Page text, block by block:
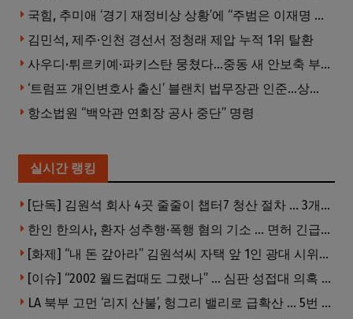
국힘, 추미애 ‘경기 재정비상 상황’에 “주범은 이재명 전 지사”
김민석, 제주·인천 경선서 정청래 제압 누적 1위 탈환
사우디·튀르키예·파키스탄 뭉쳤다…중동 새 안보축 부상하나
‘트럼프 개인변호사 출신’ 블랜치 법무장관 인준…상원 50대49 가결
항소법원 “백악관 연회장 공사 중단” 명령
실시간 랭킹
[단독] 김원석 회사 4곳 줄줄이 챕터7 청산 절차 … 3개 법인 같은 날 동시 파산 신청
한인 한의사, 환자 성추행·폭행 혐의 기소 … 면허 긴급정지
[화제] “내 돈 갚아라” 김원석씨 자택 앞 1인 광대 시위 … 한인 투자사, “108만 달러 못받아”
[이슈] “2002 월드컵때도 그랬나” … 심판 성접대 의혹 해외로 일파만파, 4강 신화까지 불똥
LA 북부 고먼 ‘리지 산불’, 헝그리 밸리로 급확산 … 5번 Fwy 양방향 전면 폐쇄